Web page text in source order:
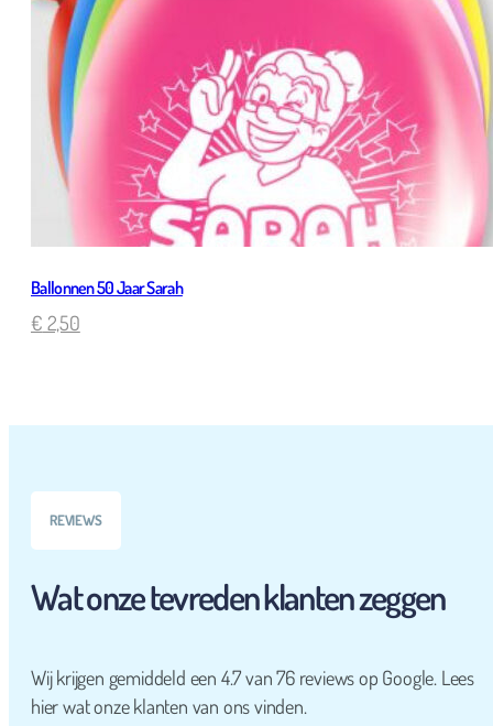
Ballonnen 50 Jaar Sarah
€ 2,50
REVIEWS
Wat onze tevreden klanten zeggen
Wij krijgen gemiddeld een 4.7 van 76 reviews op Google. Lees
hier wat onze klanten van ons vinden.